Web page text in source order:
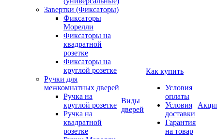
Завертки (Фиксаторы)
Фиксаторы
Морелли
Фиксаторы на
квадратной
розетке
Фиксаторы на
круглой розетке
Ручки для
межкомнатных дверей
Ручка на
круглой розетке
Ручка на
квадратной
розетке
Виды
дверей
Как купить
Условия
оплаты
Условия
доставки
Гарантия
на товар